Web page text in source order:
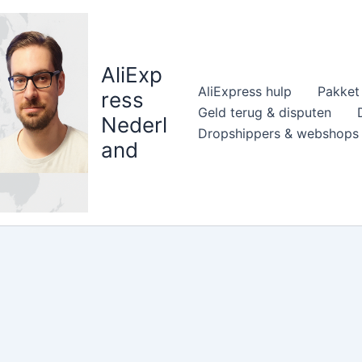
AliExp
ress
Nederl
and
AliExpress hulp
Geld terug & disputen
Dropshippers & webshops